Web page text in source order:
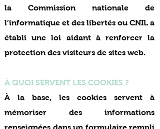
la Commission nationale de
l’informatique et des libertés ou CNIL a
établi une loi aidant à renforcer la
protection des visiteurs de sites web.
À QUOI SERVENT LES COOKIES ?
À la base, les cookies servent à
mémoriser des informations
renseignées dans un formulaire rempli